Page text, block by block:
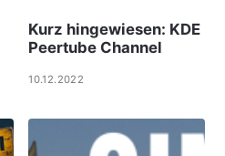
Kurz hingewiesen: KDE
Peertube Channel
10.12.2022